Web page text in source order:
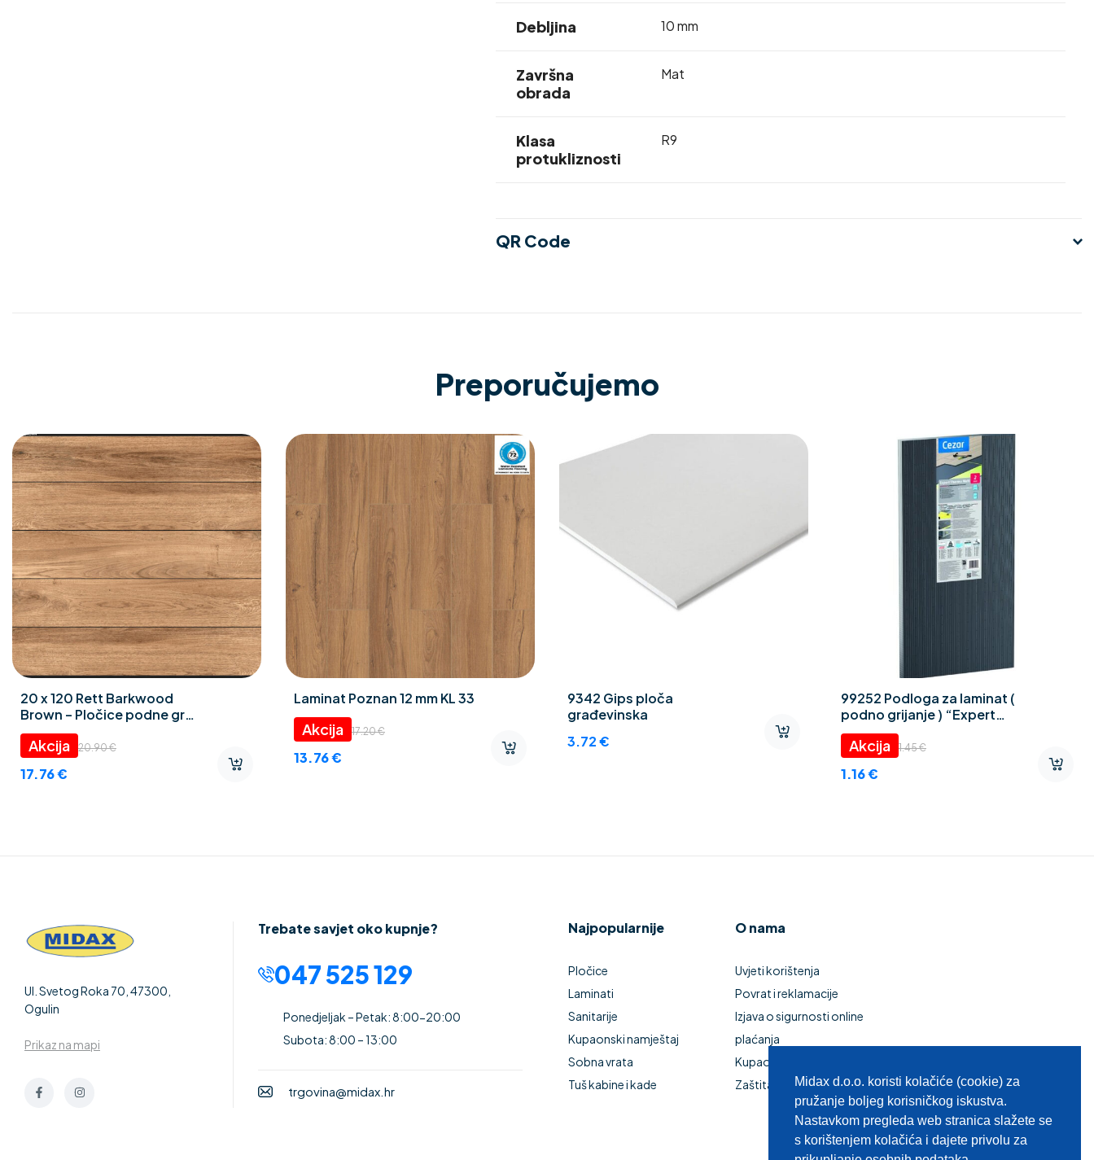
Debljina 10 mm
Završna
obrada
Mat
Klasa
protukliznosti
R9
QR Code
Preporučujemo
20 x 120 Rett Barkwood
Brown – Pločice podne gres
porculan
20.90€
17.76€
Laminat Poznan 12 mm KL 33
17.20€
13.76€
9342 Gips ploča
građevinska
3.72€
99252 Podloga za laminat (
podno grijanje ) “Expert
Thermo CEZAR” 2 mm
1.45€
1.16€
Ul. Svetog Roka 70, 47300,
Ogulin
Prikaz na mapi
Trebate savjet oko kupnje?
047 525 129
Ponedjeljak – Petak: 8:00-20:00
Subota: 8:00 – 13:00
trgovina@midax.hr
Najpopularnije
Pločice
Laminati
Sanitarije
Kupaonski namještaj
Sobna vrata
Tuš kabine i kade
O nama
Uvjeti korištenja
Povrat i reklamacije
Izjava o sigurnosti online
plaćanja
Kupaonski namještaj
Zaštita privatnostiMidax d.o.o. koristi kolačiće (cookie) za
pružanje boljeg korisničkog iskustva.
Nastavkom pregleda web stranica slažete se
s korištenjem kolačića i dajete privolu za